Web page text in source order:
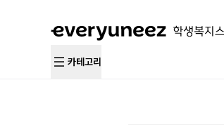
카테고리